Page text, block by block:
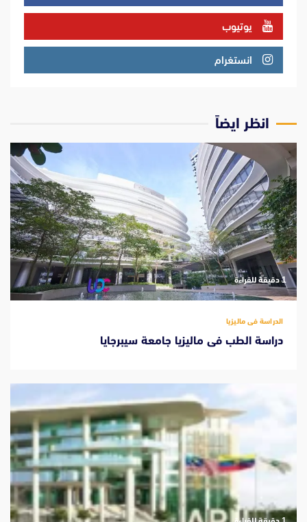
يوتيوب
انستغرام
انظر ايضاً
‫1 دقيقة للقراءة
الدراسة فى ماليزيا
دراسة الطب فى ماليزيا جامعة سيبرجايا